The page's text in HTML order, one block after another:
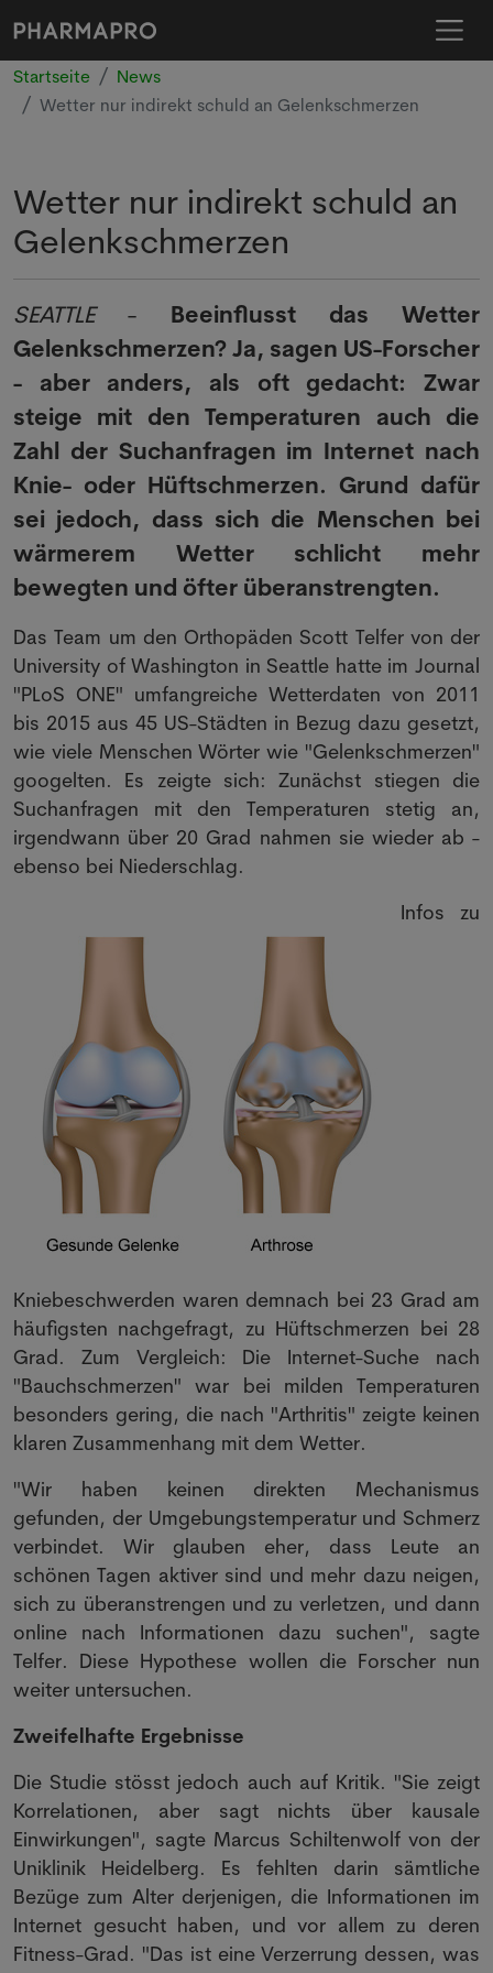
Startseite
News
Wetter nur indirekt schuld an Gelenkschmerzen
Wetter nur indirekt schuld an
Gelenkschmerzen
SEATTLE- Beeinflusst das Wetter
Gelenkschmerzen? Ja, sagen US-Forscher
- aber anders, als oft gedacht: Zwar
steige mit den Temperaturen auch die
Zahl der Suchanfragen im Internet nach
Knie- oder Hüftschmerzen. Grund dafür
sei jedoch, dass sich die Menschen bei
wärmerem Wetter schlicht mehr
bewegten und öfter überanstrengten.
Das Team um den Orthopäden Scott Telfer von der
University of Washington in Seattle hatte im Journal
"PLoS ONE" umfangreiche Wetterdaten von 2011
bis 2015 aus 45 US-Städten in Bezug dazu gesetzt,
wie viele Menschen Wörter wie "Gelenkschmerzen"
googelten. Es zeigte sich: Zunächst stiegen die
Suchanfragen mit den Temperaturen stetig an,
irgendwann über 20 Grad nahmen sie wieder ab -
ebenso bei Niederschlag.
Infos zu
Kniebeschwerden waren demnach bei 23 Grad am
häufigsten nachgefragt, zu Hüftschmerzen bei 28
Grad. Zum Vergleich: Die Internet-Suche nach
"Bauchschmerzen" war bei milden Temperaturen
besonders gering, die nach "Arthritis" zeigte keinen
klaren Zusammenhang mit dem Wetter.
"Wir haben keinen direkten Mechanismus
gefunden, der Umgebungstemperatur und Schmerz
verbindet. Wir glauben eher, dass Leute an
schönen Tagen aktiver sind und mehr dazu neigen,
sich zu überanstrengen und zu verletzen, und dann
online nach Informationen dazu suchen", sagte
Telfer. Diese Hypothese wollen die Forscher nun
weiter untersuchen.
Zweifelhafte Ergebnisse
Die Studie stösst jedoch auch auf Kritik. "Sie zeigt
Korrelationen, aber sagt nichts über kausale
Einwirkungen", sagte Marcus Schiltenwolf von der
Uniklinik Heidelberg. Es fehlten darin sämtliche
Bezüge zum Alter derjenigen, die Informationen im
Internet gesucht haben, und vor allem zu deren
Fitness-Grad. "Das ist eine Verzerrung dessen, was